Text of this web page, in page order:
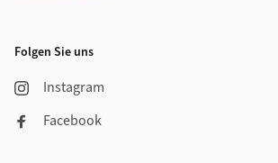
Folgen Sie uns
Instagram
Facebook